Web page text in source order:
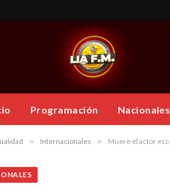
Programación Nacionales
» Internacionales » Muere el actor